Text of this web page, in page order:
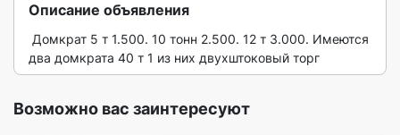
Описание объявления
два домкрата 40 т 1 из них двухштоковый торг
Возможно вас заинтересуют